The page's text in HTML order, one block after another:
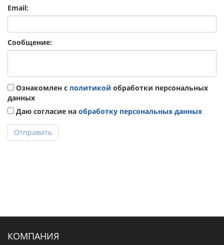
Email:
Сообщение:
Ознакомлен с политикой обработки персональных
данных
Даю согласие на обработку персональных данных
Отправить
КОМПАНИЯ